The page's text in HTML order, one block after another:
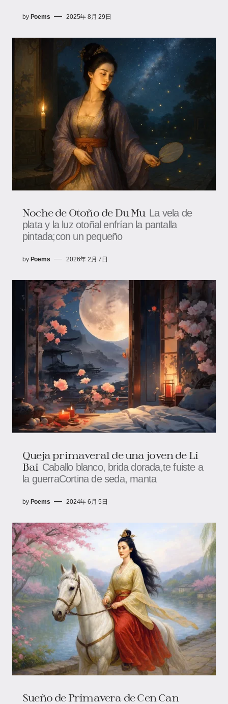
by Poems 2025年 8月 29日
Noche de Otoño de Du Mu La vela de
plata y la luz otoñal enfrían la pantalla
pintada;con un pequeño
by Poems 2026年 2月 7日
Queja primaveral de una joven de Li
Bai Caballo blanco, brida dorada,te fuiste a
la guerraCortina de seda, manta
by Poems 2024年 6月 5日
Sueño de Primavera de Cen Can